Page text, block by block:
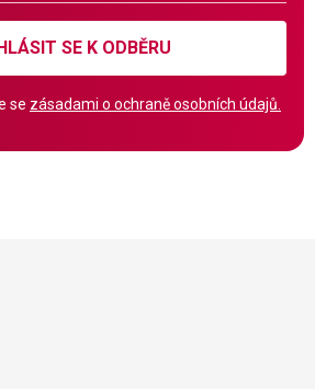
SE K ODBĚRU
se zásadami o ochraně osobních údajů.